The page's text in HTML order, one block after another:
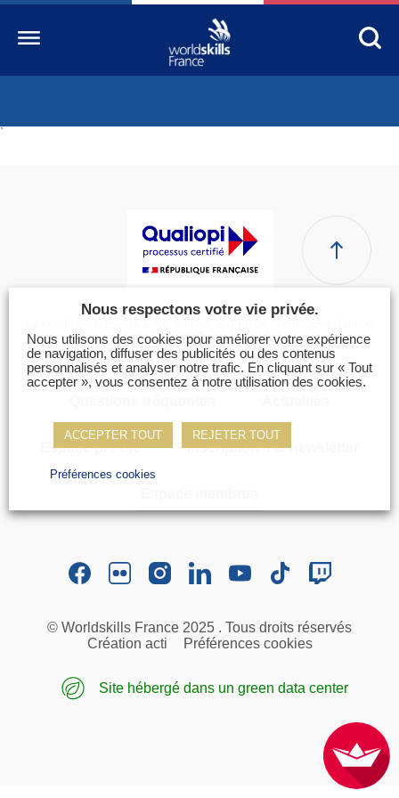
Découvrez un métier
S’informer
Nos partenaires
Actualités Education
Vidéos
Contactez-nous
Suivez l’Équipe de France des métiers
Questions fréquentes
Espace presse
Inscription à la newsletter
Espace membres
`
suivante : ACTIONS DE FORMATION
Espace presse Inscription à la newsletter
© Worldskills France 2025 . Tous droits réservés
Création acti
Préférences cookies
Site hébergé dans un green data center
Nous respectons votre vie privée.
Nous utilisons des cookies pour améliorer votre expérience
de navigation, diffuser des publicités ou des contenus
personnalisés et analyser notre trafic. En cliquant sur « Tout
accepter », vous consentez à notre utilisation des cookies.
ACCEPTER TOUT REJETER TOUT
Préférences cookies